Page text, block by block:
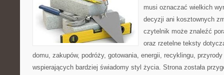
musi oznaczać wielkich
decyzji ani kosztownych
czytelnik może znaleźć
oraz rzetelne teksty
domu, zakupów, podróży, gotowania, energii, recyklingu,
wspierających bardziej świadomy styl życia. Strona została